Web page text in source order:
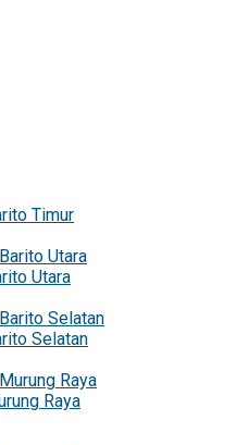
Timur
Utara
Utara
Selatan
Selatan
Raya
Raya